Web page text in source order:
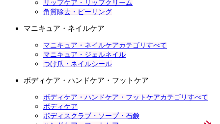
リップケア・リップクリーム
角質除去・ピーリング
マニキュア・ネイルケア
マニキュア・ネイルケアカテゴリすべて
マニキュア・ジェルネイル
つけ爪・ネイルシール
ボディケア・ハンドケア・フットケア
ボディケア・ハンドケア・フットケアカテゴリすべて
ボディケア
ボディスクラブ・ソープ・石鹸